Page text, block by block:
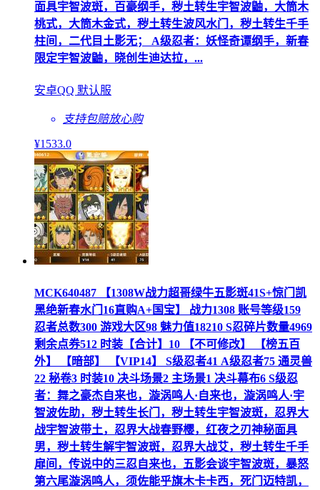
面具宇智波斑，百豪纲手，秽土转生宇智波鼬，大筒木
桃式，大筒木金式，秽土转生波风水门，秽土转生千手
柱间，二代目土影无； A级忍者：妖怪奇谭纲手，新春
限定宇智波鼬，晓创生迪达拉，...
安卓QQ 默认服
支持包赔放心购
¥1533.0
MCK640487 【1308W战力超哥绿牛五影斑41S+惊门凯
黑绝新春水门16直购A+国宝】 战力1308 账号等级159
忍者总数300 游戏大区98 魅力值18210 S忍碎片数量4969
剩余点券512 时装【合计】10 【不可修改】 【榜五百
外】 【暗部】 【VIP14】 S级忍者41 A级忍者75 通灵兽
22 秘卷3 时装10 决斗场景2 主场景1 决斗幕布6 S级忍
者：舞之豪杰自来也，漩涡鸣人·自来也，漩涡鸣人·宇
智波佐助，秽土转生长门，秽土转生宇智波斑，忍界大
战宇智波带土，忍界大战春野樱，红夜之刃神秘面具
男，秽土转生解宇智波斑，忍界大战艾，秽土转生千手
扉间，传说中的三忍自来也，五影会谈宇智波斑，暴怒
第六尾漩涡鸣人，须佐能乎旗木卡卡西，死门迈特凯，